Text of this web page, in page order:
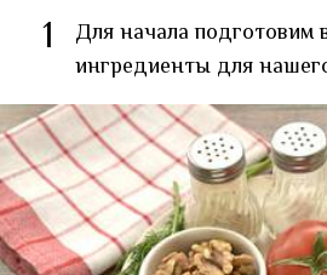
1
Для начала подготовим
ингредиенты для